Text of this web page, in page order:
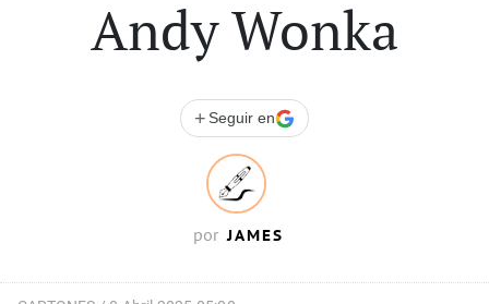
Andy Wonka
+ Seguir en
por JAMES